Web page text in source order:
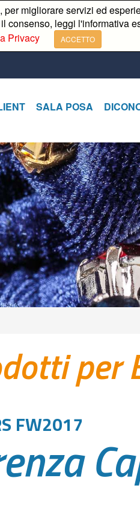
migliorare servizi ed
consenso, leggi l'informativa
Privacy
ACCETTO
SALA POSA
per
FW2017